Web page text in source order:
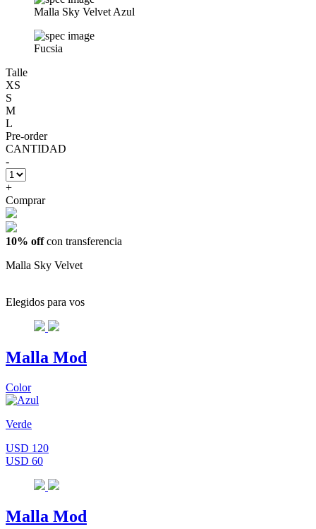
Malla Sky Velvet Azul
Fucsia
Talle
XS
S
M
L
Pre-order
CANTIDAD
-
+
Comprar
10% offcon transferencia
Malla Sky Velvet
Elegidos para vos
Malla Mod
Color
Verde
USD 120
USD 60
Malla Mod